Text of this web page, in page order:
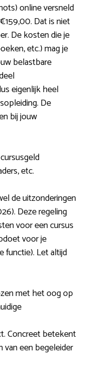
online versneld
Dat is niet
De kosten die je
etc.) mag je
belastbare
eigenlijk heel
De
bij jouw
etc.
de uitzonderingen
Deze regeling
voor een cursus
voor je
functie). Let altijd
met het oog op
Concreet betekent
van een begeleider